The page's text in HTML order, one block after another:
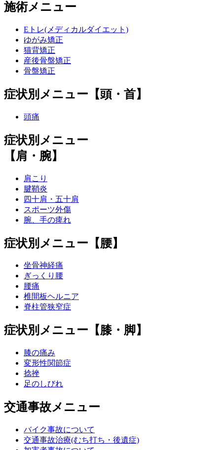
施術メニュー
Eトレ(メディカルダイエット)
ゆがみ矯正
猫背矯正
産後骨盤矯正
骨盤矯正
症状別メニュー【頭・首】
頭痛
症状別メニュー
【肩・腕】
肩こり
腱鞘炎
四十肩・五十肩
スポーツ外傷
腕、手の痺れ
症状別メニュー【腰】
坐骨神経痛
ぎっくり腰
腰痛
椎間板ヘルニア
脊柱管狭窄症
症状別メニュー【膝・脚】
膝の痛み
変形性関節症
捻挫
足のしびれ
交通事故メニュー
バイク事故について
交通事故治療(むち打ち・後遺症)